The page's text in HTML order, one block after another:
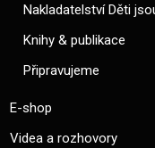
Nakladatelství Děti
Knihy & publikace
Připravujeme
E-shop
Videa a rozhovory